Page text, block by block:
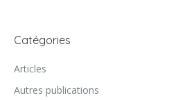
Catégories
Articles
Autres publications